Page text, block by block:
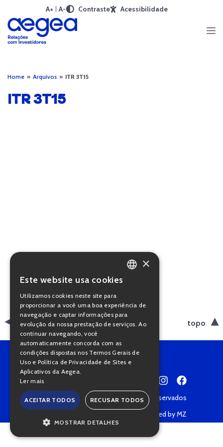
A+ A- Contraste Acessibilidade
Home » Arquivos » ITR 3T15
ITR 3T15
voltar topo
Copyright © 2022 • Todos os direitos reservados
Powered by MZ
PORTUGUESE
×
Este website usa cookies
Utilizamos cookies neste site para
proporcionar a você uma boa experiência de
navegação e captar informações para
evolução da nossa prestação de serviços. Ao
continuar navegando, você
automaticamente concorda com as
condições dispostas nos Termos Gerais de
Uso e Política de Privacidade de Sites e
Aplicativos da Aegea.
Ler mais
ACEITAR TODOS RECUSAR TODOS
MOSTRAR DETALHES